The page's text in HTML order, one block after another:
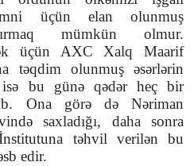
üçün elan olunmuş
mümkün olmur.
üçün AXC Xalq Maarif
təqdim olunmuş əsərlərin
isə bu günə qədər heç bir
Ona görə də Nəriman
saxladığı, daha sonra
təhvil verilən bu
edir.